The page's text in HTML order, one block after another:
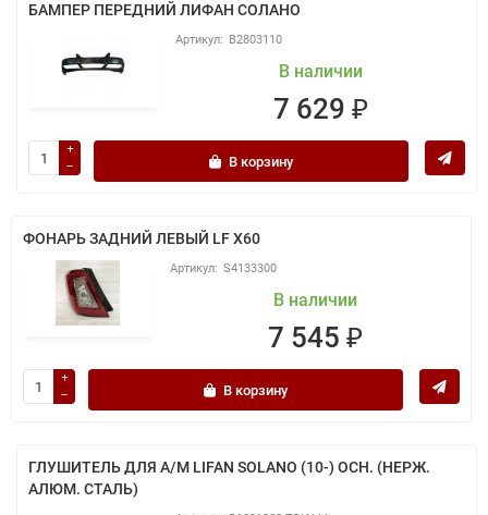
БАМПЕР ПЕРЕДНИЙ ЛИФАН СОЛАНО
B2803110
В наличии
7 629 ₽
В корзину
ФОНАРЬ ЗАДНИЙ ЛЕВЫЙ LF X60
S4133300
В наличии
7 545 ₽
В корзину
ГЛУШИТЕЛЬ ДЛЯ А/М LIFAN SOLANO (10-) ОСН. (НЕРЖ.
АЛЮМ. СТАЛЬ)